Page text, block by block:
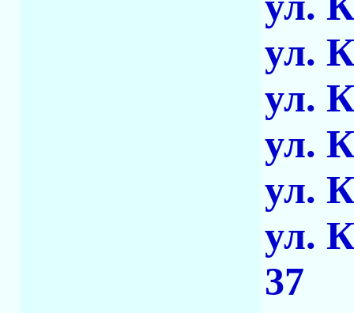
ул.
ул.
ул.
ул.
ул.
37